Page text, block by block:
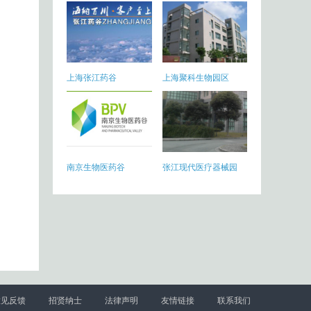
上海张江药谷 上海聚科生物园区
南京生物医药谷 张江现代医疗器械园
反馈 招贤纳士 法律声明 友情链接 联系我们